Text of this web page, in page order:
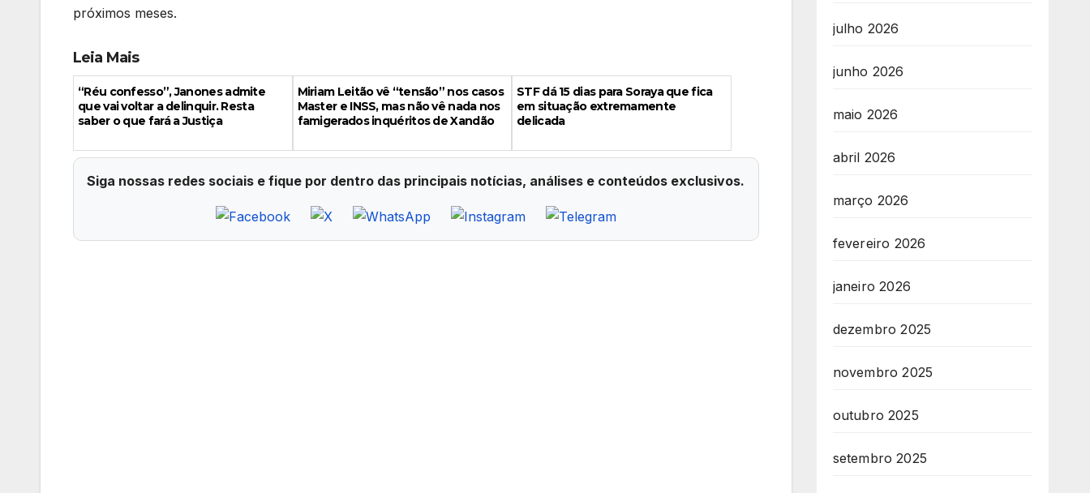
próximos meses.
Leia Mais
“Réu confesso”, Janones admite
que vai voltar a delinquir. Resta
saber o que fará a Justiça
Miriam Leitão vê “tensão” nos casos
Master e INSS, mas não vê nada nos
famigerados inquéritos de Xandão
STF dá 15 dias para Soraya que fica
em situação extremamente
delicada
Siga nossas redes sociais e fique por dentro das principais notícias, análises e conteúdos exclusivos.
julho 2026
junho 2026
maio 2026
abril 2026
março 2026
fevereiro 2026
janeiro 2026
dezembro 2025
novembro 2025
outubro 2025
setembro 2025